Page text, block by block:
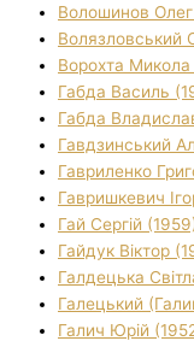
Волошинов
Волязловський
Ворохта Микола
Габда Василь
Габда
Гавдзинський
Гавриленко
Гавришкевич
Гай Сергій
Гайдук Віктор
Галдецька
Галецький
Галич Юрій